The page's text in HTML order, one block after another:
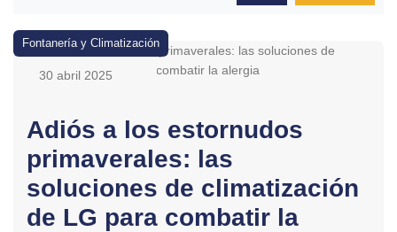
Fontanería y Climatización
30 abril 2025
Adiós a los estornudos
primaverales: las
soluciones de climatización
de LG para combatir la